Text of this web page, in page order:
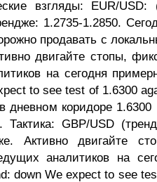
взгляды: EUR/USD:
1.2735-1.2850.
продавать с
двигайте стопы,
на сегодня
to see test of 1.6300
дневном коридоре
GBP/USD
Активно двигайте
аналитиков на
down We expect to see